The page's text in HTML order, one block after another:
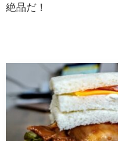
絶品だ！